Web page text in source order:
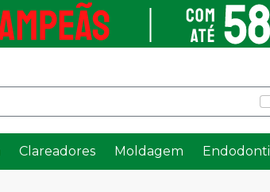
Clareadores Moldagem